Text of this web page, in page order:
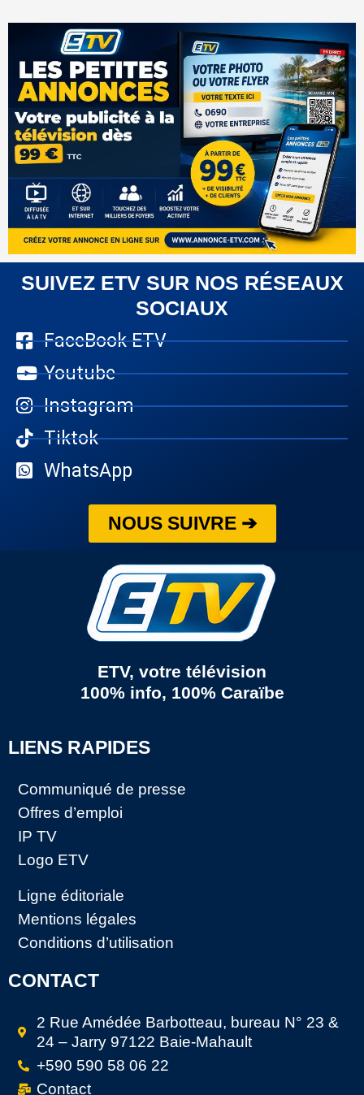
SUIVEZ ETV SUR NOS RÉSEAUX
SOCIAUX
FaceBook ETV
Youtube
Instagram
Tiktok
WhatsApp
NOUS SUIVRE ➔
ETV, votre télévision
100% info, 100% Caraïbe
LIENS RAPIDES
Communiqué de presse
Offres d’emploi
IP TV
Logo ETV
Ligne éditoriale
Mentions légales
Conditions d’utilisation
CONTACT
2 Rue Amédée Barbotteau, bureau N° 23 &
24 – Jarry 97122 Baie-Mahault
+590 590 58 06 22
Contact